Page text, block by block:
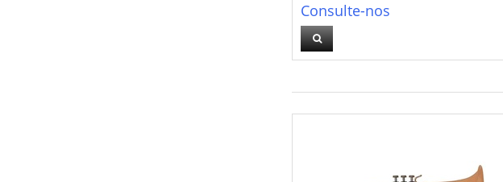
Consulte-nos